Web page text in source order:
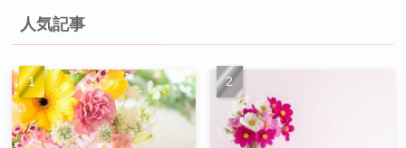
人気記事